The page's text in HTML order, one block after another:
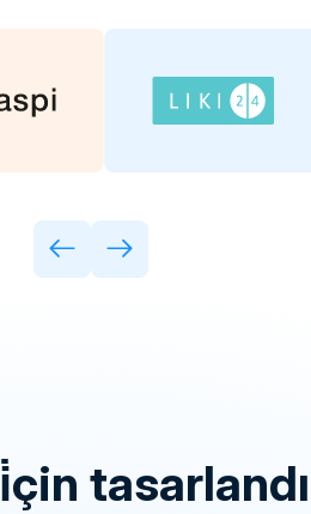
tasarlandı